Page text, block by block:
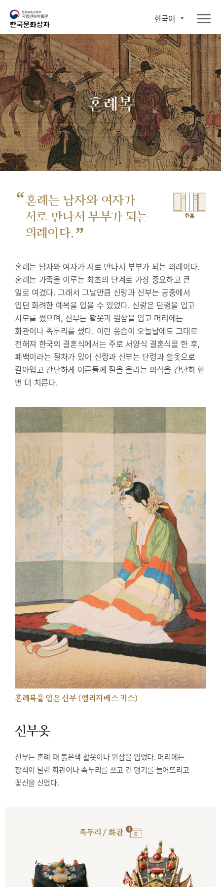
한국어
혼례복
“혼례는 남자와 여자가
서로 만나서 부부가 되는
의례이다. ”
한복
혼례는 남자와 여자가 서로 만나서 부부가 되는 의례이다.
혼례는 가족을 이루는 최초의 단계로 가장 중요하고 큰
일로 여겼다. 그래서 그날만큼 신랑과 신부는 궁중에서
입던 화려한 예복을 입을 수 있었다. 신랑은 단령을 입고
사모를 썼으며, 신부는 활옷과 원삼을 입고 머리에는
화관이나 족두리를 썼다. 이런 풍습이 오늘날에도 그대로
전해져 한국의 결혼식에서는 주로 서양식 결혼식을 한 후,
폐백이라는 절차가 있어 신랑과 신부는 단령과 활옷으로
갈아입고 간단하게 어른들께 절을 올리는 의식을 간단히 한
번 더 치른다.
혼례복을 입은 신부 (엘리자베스 키스)
신부옷
신부는 혼례 때 붉은색 활옷이나 원삼을 입었다. 머리에는
장식이 달린 화관이나 족두리를 쓰고 긴 댕기를 늘어뜨리고
꽃신을 신었다.
족두리 / 화관